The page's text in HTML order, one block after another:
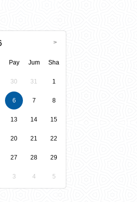
Pay Jum Sha
30 31 1
6 7 8
13 14 15
20 21 22
27 28 29
3 4 5